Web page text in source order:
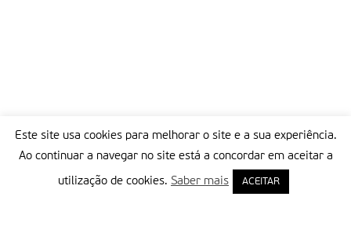
Este site usa cookies para melhorar o site e a sua experiência.
Ao continuar a navegar no site está a concordar em aceitar a
utilização de cookies. Saber mais ACEITAR